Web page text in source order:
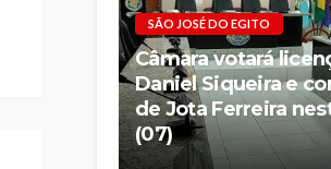
SÃO JOSÉ DO EGITO
Câmara votará
Daniel Siqueira e
de Jota Ferreira
(07)